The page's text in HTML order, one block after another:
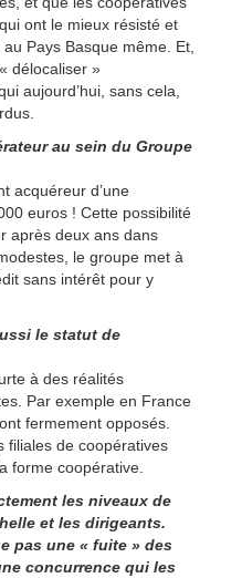
ont le mieux résisté et
Pays Basque même. Et,
délocaliser »
aujourd’hui, sans cela,
au sein du Groupe
acquéreur d’une
euros ! Cette possibilité
après deux ans dans
le groupe met à
sans intérêt pour y
le statut de
à des réalités
Par exemple en France
fermement opposés.
filiales de coopératives
forme coopérative.
les niveaux de
et les dirigeants.
pas une « fuite » des
concurrence qui les